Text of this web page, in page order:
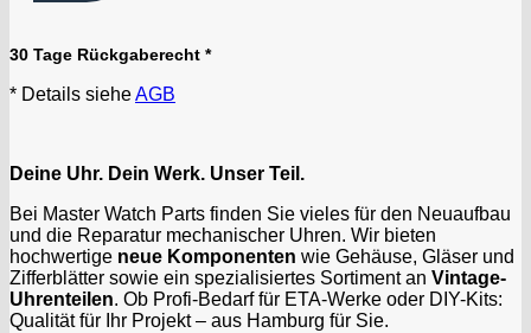
30 Tage Rückgaberecht *
* Details sieheAGB
Deine Uhr. Dein Werk. Unser Teil.
Bei Master Watch Parts finden Sie vieles für den Neuaufbau
und die Reparatur mechanischer Uhren. Wir bieten
hochwertige neue Komponenten wie Gehäuse, Gläser und
Zifferblätter sowie ein spezialisiertes Sortiment an Vintage-
Uhrenteilen. Ob Profi-Bedarf für ETA-Werke oder DIY-Kits:
Qualität für Ihr Projekt – aus Hamburg für Sie.